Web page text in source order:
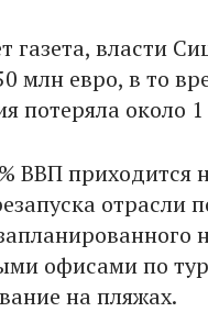
газета, власти
млн евро, в то
потеряла около
ВВП приходится
отрасли
офисами по
на пляжах.